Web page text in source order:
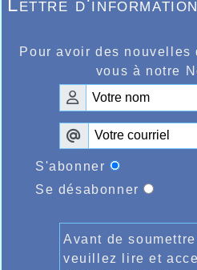
Lettre d'information
Pour avoir des
vous à notre
S'abonner
Se désabonner
Avant de
veuillez lire et